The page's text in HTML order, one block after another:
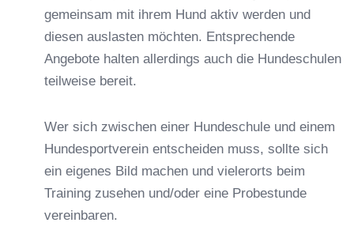
gemeinsam mit ihrem Hund aktiv werden und
diesen auslasten möchten. Entsprechende
Angebote halten allerdings auch die Hundeschulen
teilweise bereit.
Wer sich zwischen einer Hundeschule und einem
Hundesportverein entscheiden muss, sollte sich
ein eigenes Bild machen und vielerorts beim
Training zusehen und/oder eine Probestunde
vereinbaren.